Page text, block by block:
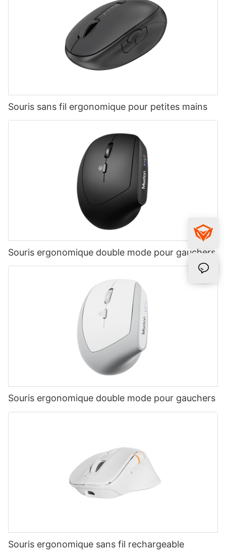
Souris sans fil ergonomique pour petites mains
Souris ergonomique double mode pour gauchers
Souris ergonomique double mode pour gauchers
Souris ergonomique sans fil rechargeable